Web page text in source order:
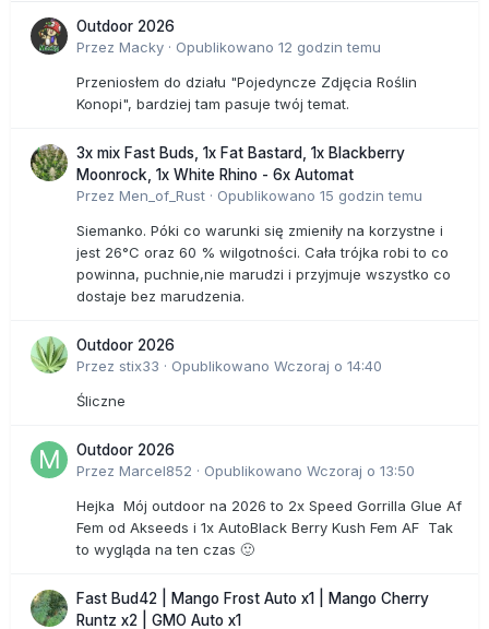
Outdoor 2026
Przez Macky · Opublikowano 12 godzin temu
Przeniosłem do działu "Pojedyncze Zdjęcia Roślin
Konopi", bardziej tam pasuje twój temat.
3x mix Fast Buds, 1x Fat Bastard, 1x Blackberry
Moonrock, 1x White Rhino - 6x Automat
Przez Men_of_Rust · Opublikowano 15 godzin temu
Siemanko. Póki co warunki się zmieniły na korzystne i
jest 26°C oraz 60 % wilgotności. Cała trójka robi to co
powinna, puchnie,nie marudzi i przyjmuje wszystko co
dostaje bez marudzenia.
Outdoor 2026
Przez stix33 · Opublikowano Wczoraj o 14:40
Śliczne
Outdoor 2026
Przez Marcel852 · Opublikowano Wczoraj o 13:50
Hejka Mój outdoor na 2026 to 2x Speed Gorrilla Glue Af
Fem od Akseeds i 1x AutoBlack Berry Kush Fem AF Tak
to wygląda na ten czas 🙂
Fast Bud42 | Mango Frost Auto x1 | Mango Cherry
Runtz x2 | GMO Auto x1